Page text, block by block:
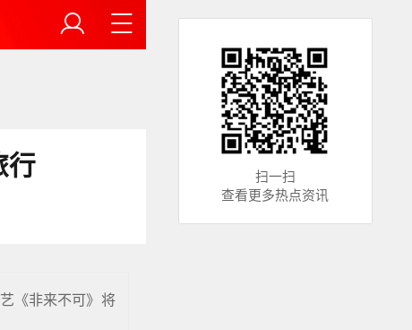
行
《非来不可》将
扫一扫
查看更多热点资讯